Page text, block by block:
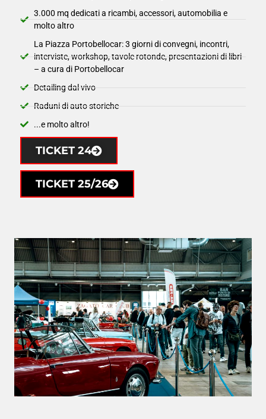
3.000 mq dedicati a ricambi, accessori, automobilia e
molto altro
La Piazza Portobellocar: 3 giorni di convegni, incontri,
interviste, workshop, tavole rotonde, presentazioni di libri
– a cura di Portobellocar
Detailing dal vivo
Raduni di auto storiche
...e molto altro!
TICKET 24
TICKET 25/26